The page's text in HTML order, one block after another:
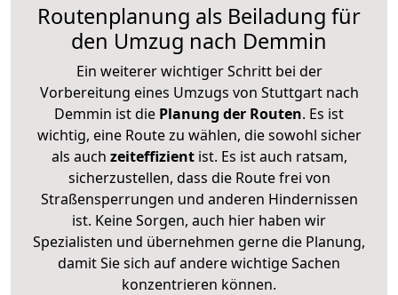
Routenplanung als Beiladung für
den Umzug nach Demmin
Ein weiterer wichtiger Schritt bei der
Vorbereitung eines Umzugs von Stuttgart nach
Demmin ist die Planung der Routen. Es ist
wichtig, eine Route zu wählen, die sowohl sicher
als auch zeiteffizientist. Es ist auch ratsam,
sicherzustellen, dass die Route frei von
Straßensperrungen und anderen Hindernissen
ist. Keine Sorgen, auch hier haben wir
Spezialisten und übernehmen gerne die Planung,
damit Sie sich auf andere wichtige Sachen
konzentrieren können.